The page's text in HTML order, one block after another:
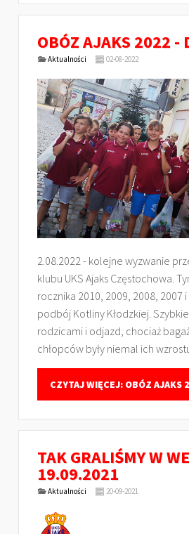
OBÓZ AJAKS 2022 -
Aktualności 02-08-2022
2.08.2022 - kolejne wyzwanie
klubu UKS Ajaks Częstochowa.
rocznika 2010, 2009, 2008, 2007
podbój Kotliny Kłodzkiej.
rodzicami i odjazd, chociaż
chłopców były niemal ich
CZYTAJ WIĘCEJ: OBÓZ AJAKS
TAK GRALIŚMY W
19.09.2021
Aktualności 20-09-2021